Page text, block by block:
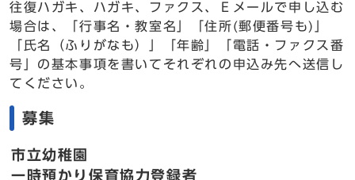
往復ハガキ、ハガキ、ファクス、Ｅメールで申し込む
場合は、「行事名・教室名」「住所(郵便番号も)」
「氏名（ふりがなも）」「年齢」「電話・ファクス番
号」の基本事項を書いてそれぞれの申込み先へ送信し
てください。
募集
市立幼稚園
一時預かり保育協力登録者